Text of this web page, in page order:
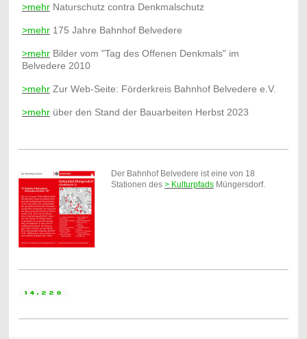
>mehrNaturschutz contra Denkmalschutz
>mehr175 Jahre Bahnhof Belvedere
>mehrBilder vom "Tag des Offenen Denkmals" im
Belvedere 2010
>mehrZur Web-Seite: Förderkreis Bahnhof Belvedere e.V.
>mehrüber den Stand der Bauarbeiten Herbst 2023
Der Bahnhof Belvedere ist eine von 18
Stationen des > KulturpfadsMüngersdorf.